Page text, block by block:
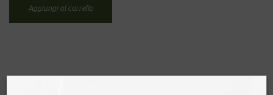
quantitàAggiungi al carrello